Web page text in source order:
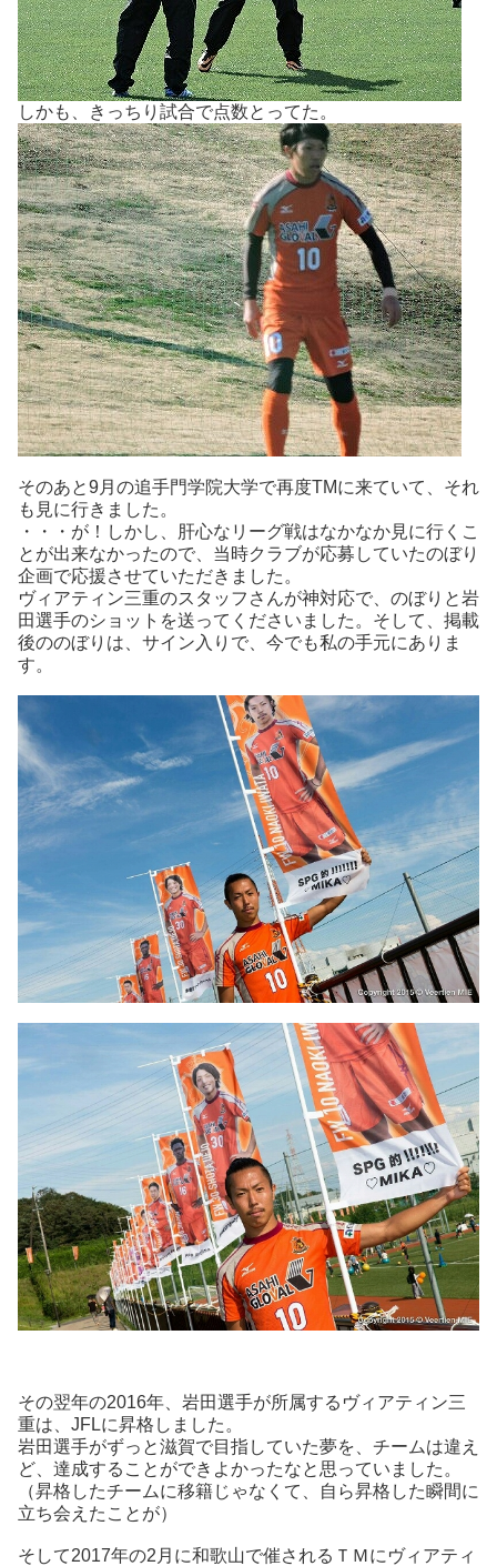
しかも、きっちり試合で点数とってた。
そのあと9月の追手門学院大学で再度TMに来ていて、それ
も見に行きました。
・・・が！しかし、肝心なリーグ戦はなかなか見に行くこ
とが出来なかったので、当時クラブが応募していたのぼり
企画で応援させていただきました。
ヴィアティン三重のスタッフさんが神対応で、のぼりと岩
田選手のショットを送ってくださいました。そして、掲載
後ののぼりは、サイン入りで、今でも私の手元にありま
す。
その翌年の2016年、岩田選手が所属するヴィアティン三
重は、JFLに昇格しました。
岩田選手がずっと滋賀で目指していた夢を、チームは違え
ど、達成することができよかったなと思っていました。
（昇格したチームに移籍じゃなくて、自ら昇格した瞬間に
立ち会えたことが）
そして2017年の2月に和歌山で催されるＴＭにヴィアティ